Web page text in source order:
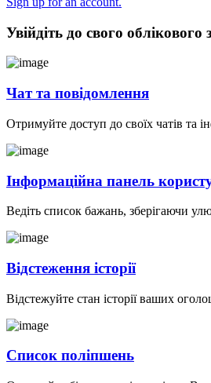
Увійдіть до свого облікового
Чат та повідомлення
Отримуйте доступ до своїх чатів та
Інформаційна панель
Ведіть список бажань, зберігаючи
Відстеження історії
Відстежуйте стан історії ваших
Список поліпшень